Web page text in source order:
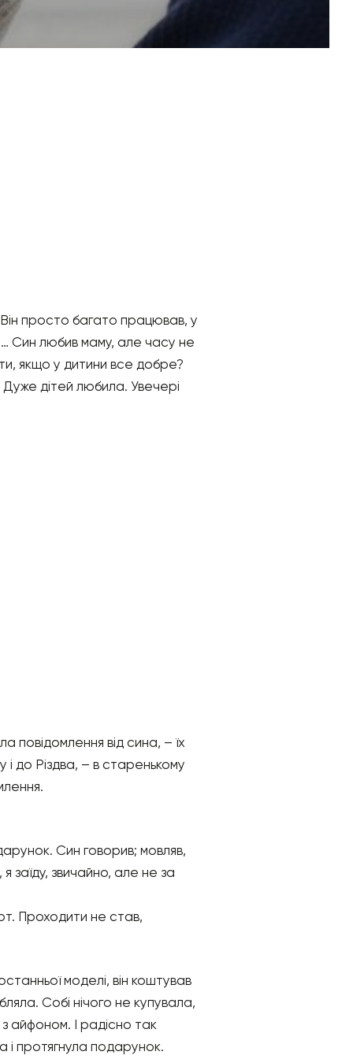
просто багато працював, у
Син любив маму, але часу не
якщо у дитини все добре?
дітей любила. Увечері
повідомлення від сина, – їх
і до Різдва, – в старенькому
Син говорив; мовляв,
заїду, звичайно, але не за
Проходити не став,
моделі, він коштував
Собі нічого не купувала,
айфоном. І радісно так
і протягнула подарунок.